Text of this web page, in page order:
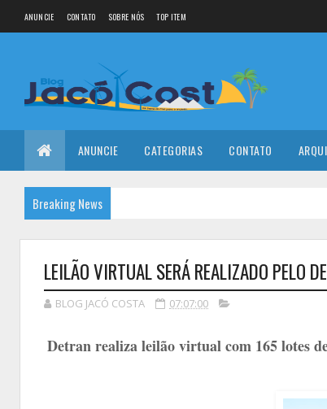
ANUNCIE CONTATO SOBRE NÓS TOP ITEM
ANUNCIE CATEGORIAS CONTATO
Breaking News
LEILÃO VIRTUAL SERÁ REALIZADO PELO
BLOG JACÓ COSTA 07:07:00
Detran realiza leilão virtual com 165 lotes